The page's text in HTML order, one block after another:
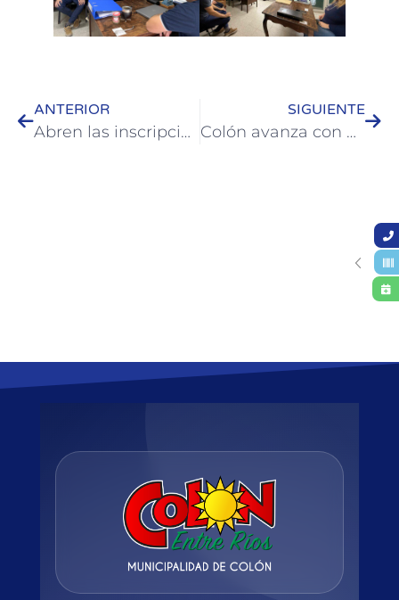
ANTERIOR
Abren las inscripciones para los Juegos Deportivos Nacionales Evita 2026 en Colón
SIGUIENTE
Colón avanza con nuevas tareas de forestación y parquizado en Boulevard Sanguinetti